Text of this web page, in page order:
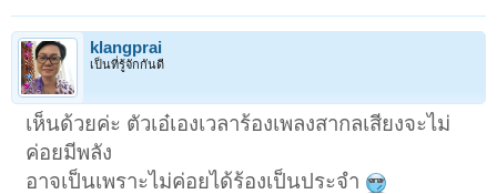
klangprai
เป็นที่รู้จักกันดี
เห็นด้วยค่ะ ตัวเอ๋เองเวลาร้องเพลงสากลเสียงจะไม่
ค่อยมีพลัง
อาจเป็นเพราะไม่ค่อยได้ร้องเป็นประจำ